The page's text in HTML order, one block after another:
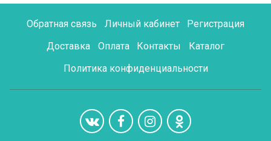
Обратная связь Личный кабинет
Регистрация
Доставка
Оплата Контакты
Каталог
Политика конфиденциальности